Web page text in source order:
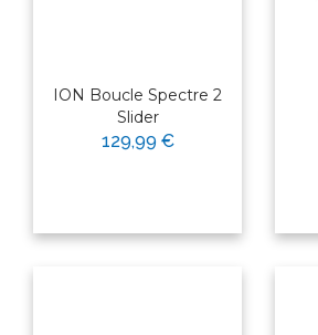
ION Boucle Spectre 2
Slider
129,99 €